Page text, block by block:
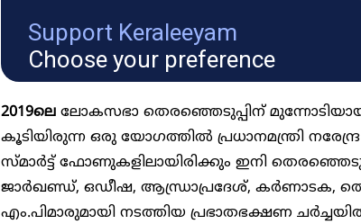
Support Keraleeyam
Choose your preference
2019ലെ ലോകസഭാ തെരഞ്ഞെടുപ്പിന്
കൂടിയിരുന്ന ഒരു യോ​ഗത്തിൽ പ്രധാനമന്ത്രി
സ്മാർട്ട് ഫോണുകളിലായിരിക്കും ഇനി
ജാർഖണ്ഡ്, ഒഡീഷ, ആന്ധ്രാപ്രദേശ്, കർണാടക,
എം.പിമാരുമായി നടത്തിയ പ്രഭാതഭക്ഷണ